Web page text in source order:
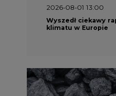
2026-08-01 13:00
Wyszedł ciekawy
klimatu w Europie